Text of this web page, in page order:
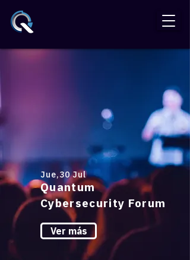
Jue,30 Jul
Quantum
Cybersecurity Forum
Ver más